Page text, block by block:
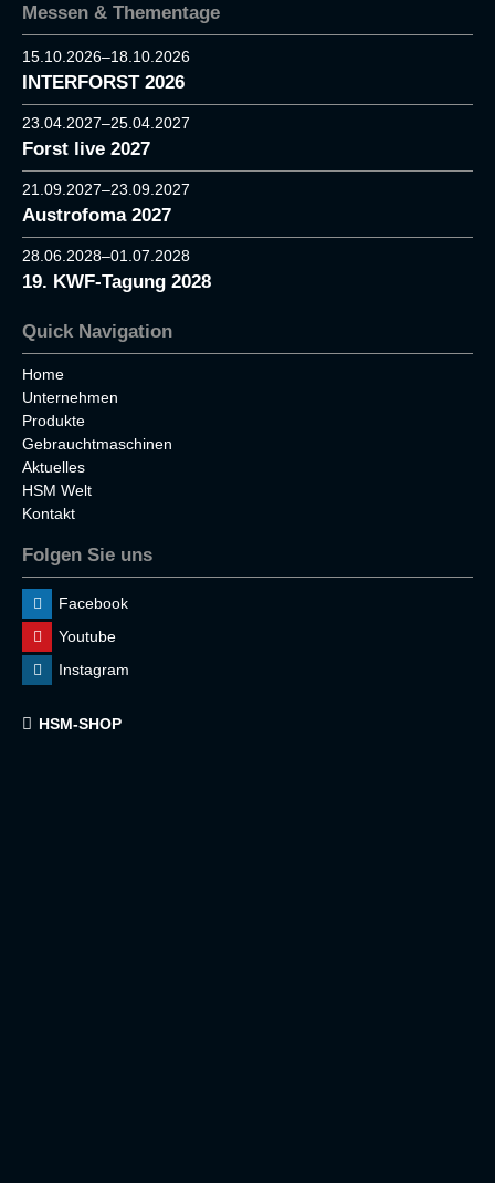
Messen & Thementage
15.10.2026–18.10.2026
INTERFORST 2026
23.04.2027–25.04.2027
Forst live 2027
21.09.2027–23.09.2027
Austrofoma 2027
28.06.2028–01.07.2028
19. KWF-Tagung 2028
Quick Navigation
Home
Unternehmen
Produkte
Gebrauchtmaschinen
Aktuelles
HSM Welt
Kontakt
Folgen Sie uns
Facebook
Youtube
Instagram
HSM-SHOP